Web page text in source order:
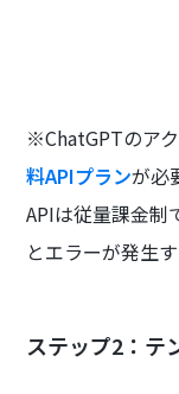
※ChatGPTのア
料APIプランが必
APIは従量課金制
とエラーが発生
ステップ2：テ